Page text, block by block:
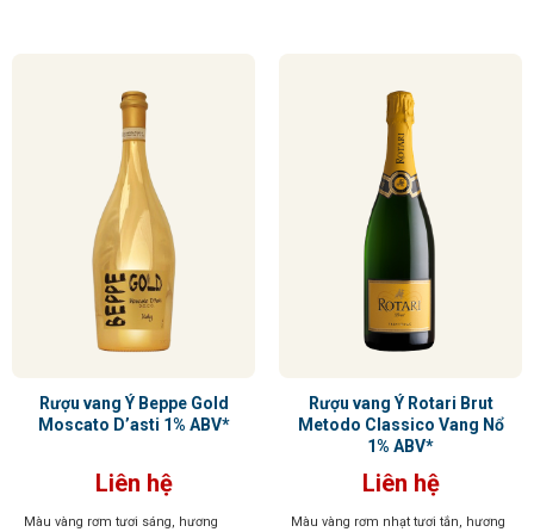
Rượu vang Ý Beppe Gold
Moscato D’asti 1% ABV*
Liên hệ
Màu vàng rơm tươi sáng, hương
Rượu vang Ý Rotari Brut
Metodo Classico Vang Nổ
1% ABV*
Liên hệ
Màu vàng rơm nhạt tươi tắn, hương